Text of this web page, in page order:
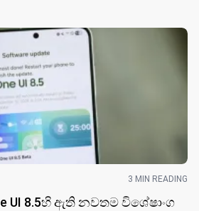
3 MIN READING
UI 8.5හි ඇ​ති නවතම විශේෂාංග